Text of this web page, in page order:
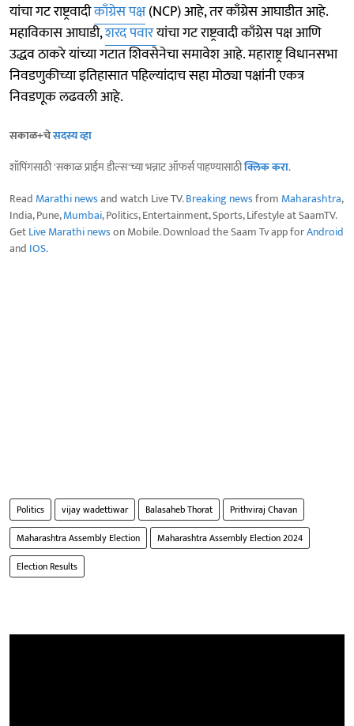
यांचा गट राष्ट्रवादीकाँग्रेस पक्ष(NCP) आहे, तर काँग्रेस आघाडीत आहे.
महाविकास आघाडी,शरद पवारयांचा गट राष्ट्रवादी काँग्रेस पक्ष आणि
उद्धव ठाकरे यांच्या गटात शिवसेनेचा समावेश आहे. महाराष्ट्र विधानसभा
निवडणुकीच्या इतिहासात पहिल्यांदाच सहा मोठ्या पक्षांनी एकत्र
निवडणूक लढवली आहे.
सकाळ+चेसदस्य व्हा
शॉपिंगसाठी 'सकाळ प्राईम डील्स'च्या भन्नाट ऑफर्स पाहण्यासाठीक्लिक करा.
Read Marathi newsand watch Live TV.Breaking newsfrom Maharashtra,
India, Pune,Mumbai, Politics, Entertainment, Sports, Lifestyle at SaamTV.
GetLive Marathi newson Mobile. Download the Saam Tv app forAndroid
and IOS.
Politics vijay wadettiwar Balasaheb Thorat
Prithviraj Chavan
Maharashtra Assembly Election
Maharashtra Assembly Election 2024
Election Results